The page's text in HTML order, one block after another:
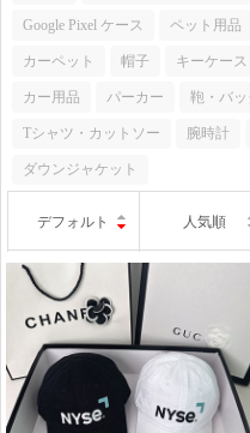
Google Pixel ケース ペット用品
カーペット 帽子 キーケース
カー用品 パーカー 鞄・バッ
Tシャツ・カットソー 腕時計
ダウンジャケット
デフォルト 人気順